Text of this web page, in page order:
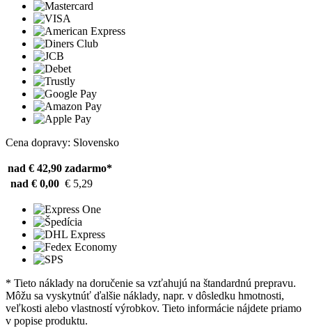
Cena dopravy: Slovensko
nad € 42,90 zadarmo*
nad € 0,00 € 5,29
* Tieto náklady na doručenie sa vzťahujú na štandardnú prepravu.
Môžu sa vyskytnúť ďalšie náklady, napr. v dôsledku hmotnosti,
veľkosti alebo vlastností výrobkov. Tieto informácie nájdete priamo
v popise produktu.